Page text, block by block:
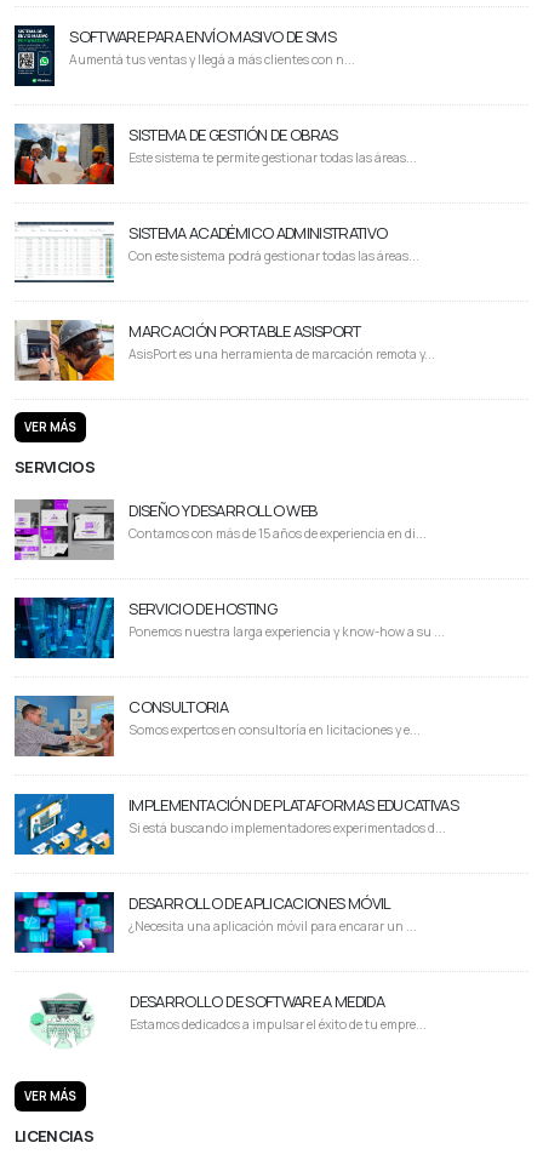
SOFTWARE PARA ENVÍO MASIVO DE SMS
Aumentá tus ventas y llegá a más clientes con n...
SISTEMA DE GESTIÓN DE OBRAS
Este sistema te permite gestionar todas las áreas...
SISTEMA ACADÉMICO ADMINISTRATIVO
Con este sistema podrá gestionar todas las áreas...
MARCACIÓN PORTABLE ASISPORT
AsisPort es una herramienta de marcación remota y...
VER MÁS
SERVICIOS
DISEÑO Y DESARROLLO WEB
Contamos con más de 15 años de experiencia en di...
SERVICIO DE HOSTING
Ponemos nuestra larga experiencia y know-how a su ...
CONSULTORIA
Somos expertos en consultoría en licitaciones y e...
IMPLEMENTACIÓN DE PLATAFORMAS EDUCATIVAS
Si está buscando implementadores experimentados d...
DESARROLLO DE APLICACIONES MÓVIL
¿Necesita una aplicación móvil para encarar un ...
DESARROLLO DE SOFTWARE A MEDIDA
Estamos dedicados a impulsar el éxito de tu empre...
VER MÁS
LICENCIAS